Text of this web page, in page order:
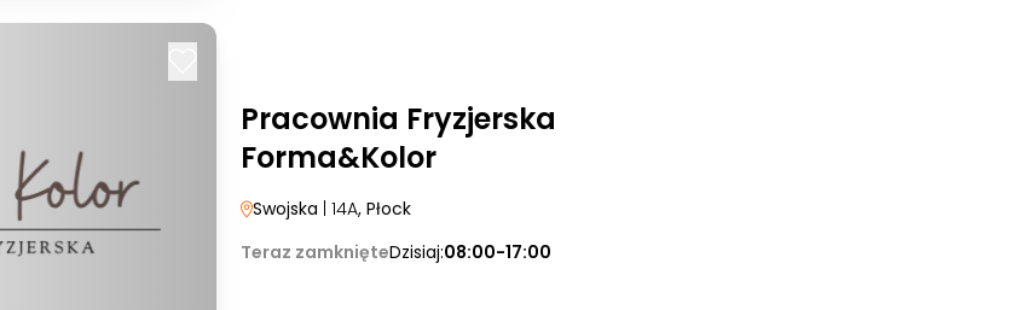
Pracownia Fryzjerska
Forma&Kolor
Swojska | 14A, Płock
Teraz zamknięteDzisiaj:08:00-17:00